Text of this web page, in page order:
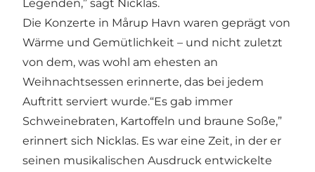
Legenden,” sagt Nicklas.
Die Konzerte in Mårup Havn waren geprägt von
Wärme und Gemütlichkeit – und nicht zuletzt
von dem, was wohl am ehesten an
Weihnachtsessen erinnerte, das bei jedem
Auftritt serviert wurde.“Es gab immer
Schweinebraten, Kartoffeln und braune Soße,”
erinnert sich Nicklas. Es war eine Zeit, in der er
seinen musikalischen Ausdruck entwickelte